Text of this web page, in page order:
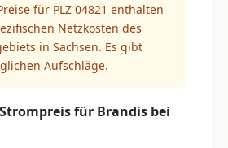
für PLZ 04821 enthalten
Netzkosten des
in Sachsen. Es gibt
Aufschläge.
für Brandis bei